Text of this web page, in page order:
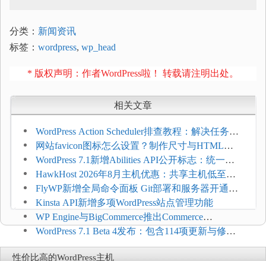
分类： 新闻资讯
标签： wordpress, wp_head
* 版权声明：作者WordPress啦！ 转载请注明出处。
相关文章
WordPress Action Scheduler排查教程：解决任务积
压和订单延迟
网站favicon图标怎么设置？制作尺寸与HTML添
加方法
WordPress 7.1新增Abilities API公开标志：统一支
持REST API、MCP与AI代理
HawkHost 2026年8月主机优惠：共享主机低至
$2.61/月，高性能主机同步折扣
FlyWP新增全局命令面板 Git部署和服务器开通更
方便
Kinsta API新增多项WordPress站点管理功能
WP Engine与BigCommerce推出Commerce
Connect：WordPress商店可保留前台体验并扩展电
商能力
WordPress 7.1 Beta 4发布：包含114项更新与修
复，仅建议在测试环境体验
性价比高的WordPress主机